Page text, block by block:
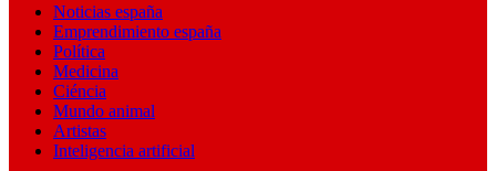
Noticias españa
Emprendimiento españa
Política
Medicina
Ciéncia
Mundo animal
Artistas
Inteligencia artificial